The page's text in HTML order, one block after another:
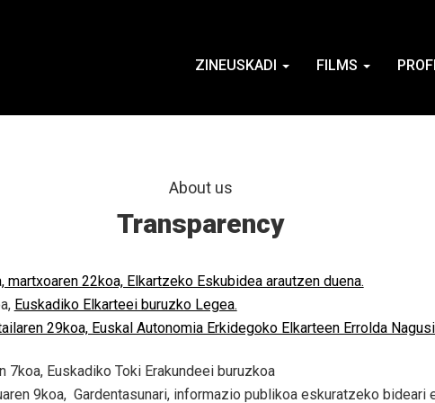
ZINEUSKADI FILMS
About us
Transparency
22koa, Elkartzeko Eskubidea arautzen duena.
Euskadiko Elkarteei buruzko Legea.
29koa, Euskal Autonomia Erkidegoko Elkarteen Errolda
7koa, Euskadiko Toki Erakundeei buruzkoa
9koa, Gardentasunari, informazio publikoa eskuratzeko bideari